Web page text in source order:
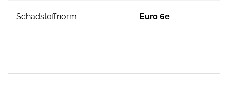
Schadstoffnorm Euro 6e